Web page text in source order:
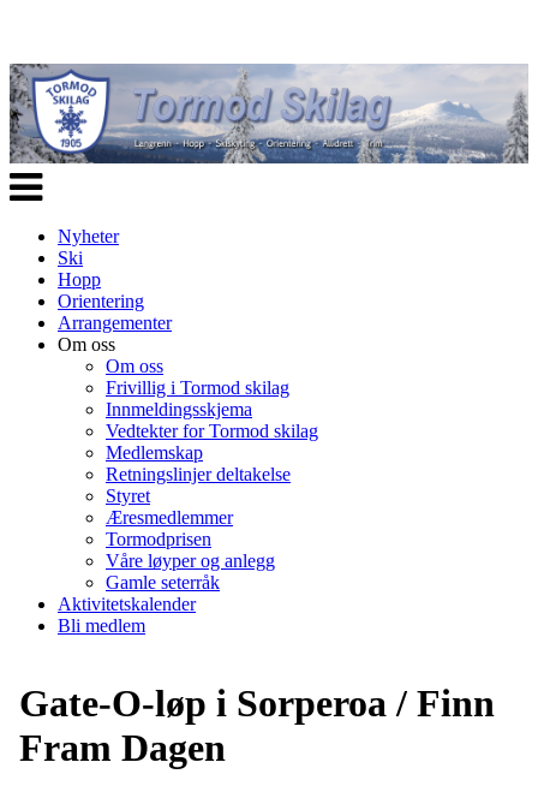
Veksle
navigasjon
Nyheter
Ski
Hopp
Orientering
Arrangementer
Om oss
Om oss
Frivillig i Tormod skilag
Innmeldingsskjema
Vedtekter for Tormod skilag
Medlemskap
Retningslinjer deltakelse
Styret
Æresmedlemmer
Tormodprisen
Våre løyper og anlegg
Gamle seterråk
Aktivitetskalender
Bli medlem
Gate-O-løp i Sorperoa / Finn
Fram Dagen